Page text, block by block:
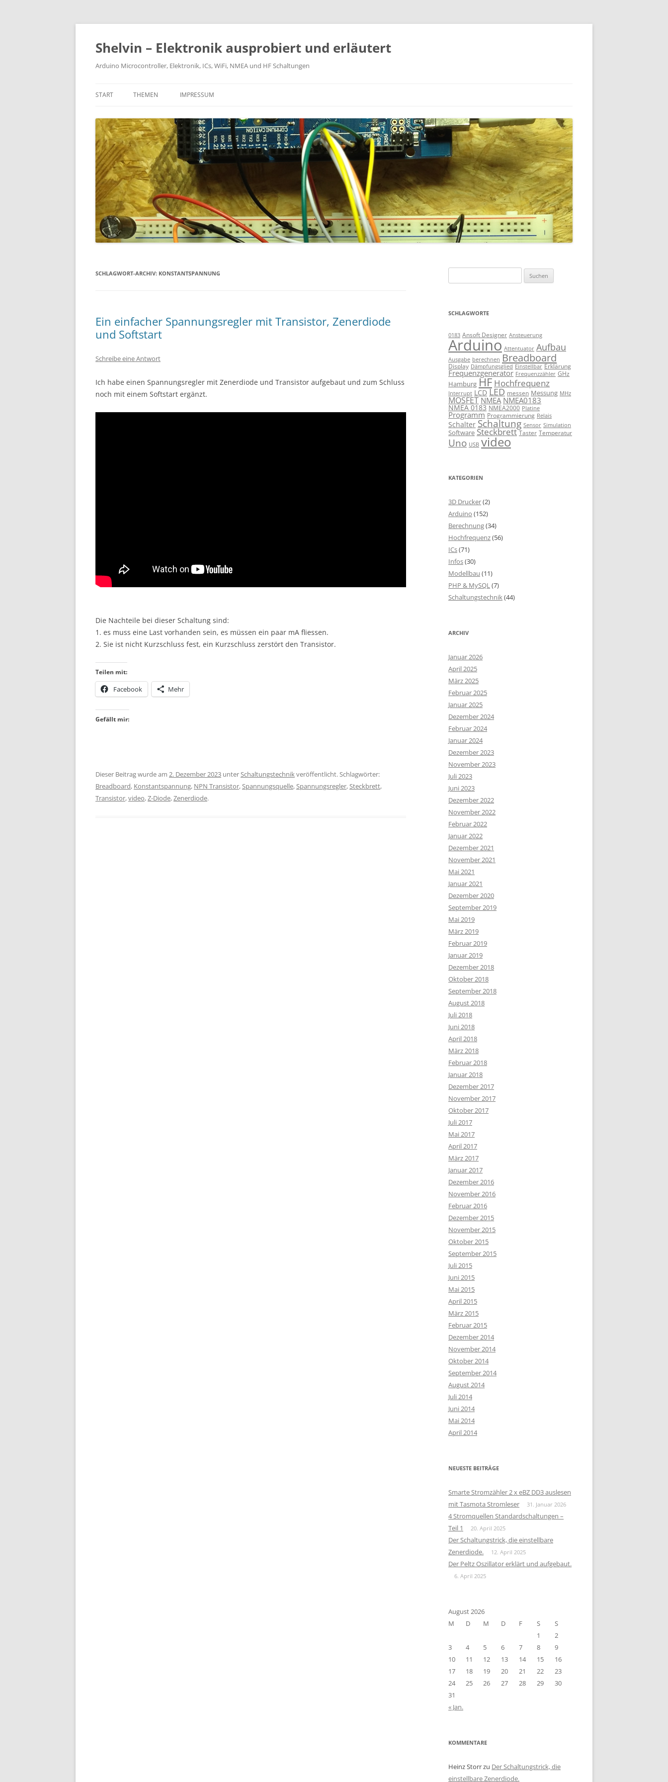
Zum
springen
Shelvin – Elektronik ausprobiert und erläutert
Arduino Microcontroller, Elektronik, ICs, WiFi, NMEA und HF Schaltungen
START THEMEN IMPRESSUM
SCHLAGWORT-ARCHIV: KONSTANTSPANNUNG
Ein einfacher Spannungsregler mit Transistor, Zenerdiode
und Softstart
Schreibe eine Antwort
Ich habe einen Spannungsregler mit Zenerdiode und Transistor aufgebaut und zum Schluss
noch mit einem Softstart ergänzt.
Die Nachteile bei dieser Schaltung sind:
1. es muss eine Last vorhanden sein, es müssen ein paar mA fliessen.
2. Sie ist nicht Kurzschluss fest, ein Kurzschluss zerstört den Transistor.
Teilen mit:
Facebook Mehr
Gefällt mir:
Dieser Beitrag wurde am 2. Dezember 2023 unterSchaltungstechnikveröffentlicht. Schlagwörter:
Breadboard, Konstantspannung, NPN Transistor,Spannungsquelle,Spannungsregler,Steckbrett,
Transistor,video,Z-Diode,Zenerdiode.
nach:
SCHLAGWORTE
0183 Ansoft Designer Ansteuerung
Arduino Attentuator Aufbau
Ausgabe berechnen Breadboard
Display Dämpfungsglied Einstellbar Erklärung
Frequenzgenerator Frequenzzähler GHz
Hamburg HF Hochfrequenz
Interrupt LCD LED messen Messung MHz
MOSFET NMEA NMEA0183
NMEA 0183 NMEA2000 Platine
Programm Programmierung Relais
Schalter Schaltung Sensor Simulation
Software Steckbrett Taster Temperatur
Uno USB video
KATEGORIEN
3D Drucker(2)
Arduino (152)
Berechnung(34)
Hochfrequenz(56)
ICs(71)
Infos(30)
Modellbau (11)
PHP & MySQL(7)
Schaltungstechnik(44)
ARCHIV
Januar 2026
April 2025
März 2025
Februar 2025
Januar 2025
Dezember 2024
Februar 2024
Januar 2024
Dezember 2023
November 2023
Juli 2023
Juni 2023
Dezember 2022
November 2022
Februar 2022
Januar 2022
Dezember 2021
November 2021
Mai 2021
Januar 2021
Dezember 2020
September 2019
Mai 2019
März 2019
Februar 2019
Januar 2019
Dezember 2018
Oktober 2018
September 2018
August 2018
Juli 2018
Juni 2018
April 2018
März 2018
Februar 2018
Januar 2018
Dezember 2017
November 2017
Oktober 2017
Juli 2017
Mai 2017
April 2017
März 2017
Januar 2017
Dezember 2016
November 2016
Februar 2016
Dezember 2015
November 2015
Oktober 2015
September 2015
Juli 2015
Juni 2015
Mai 2015
April 2015
März 2015
Februar 2015
Dezember 2014
November 2014
Oktober 2014
September 2014
August 2014
Juli 2014
Juni 2014
Mai 2014
April 2014
NEUESTE BEITRÄGE
Smarte Stromzähler 2 x eBZ DD3 auslesen
mit Tasmota Stromleser
31. Januar 2026
4 Stromquellen Standardschaltungen –
Teil 1
20. April 2025
Der Schaltungstrick, die einstellbare
Zenerdiode.
12. April 2025
Der Peltz Oszillator erklärt und aufgebaut.
6. April 2025
August 2026
M
D M D F S
S
1
2
3
4 5 6 7 8
9
10
11 12 13 14 15
16
17
18 19 20 21 22
23
24
25 26 27 28 29
30
31
« Jan.
KOMMENTARE
Heinz Storrzu Der Schaltungstrick, die
einstellbare Zenerdiode.